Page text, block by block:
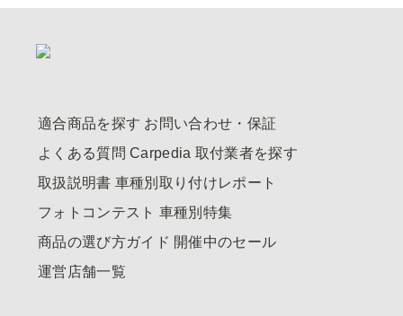
適合商品を探す お問い合わせ・保証
よくある質問 Carpedia 取付業者を探す
取扱説明書 車種別取り付けレポート
フォトコンテスト 車種別特集
商品の選び方ガイド 開催中のセール
運営店舗一覧